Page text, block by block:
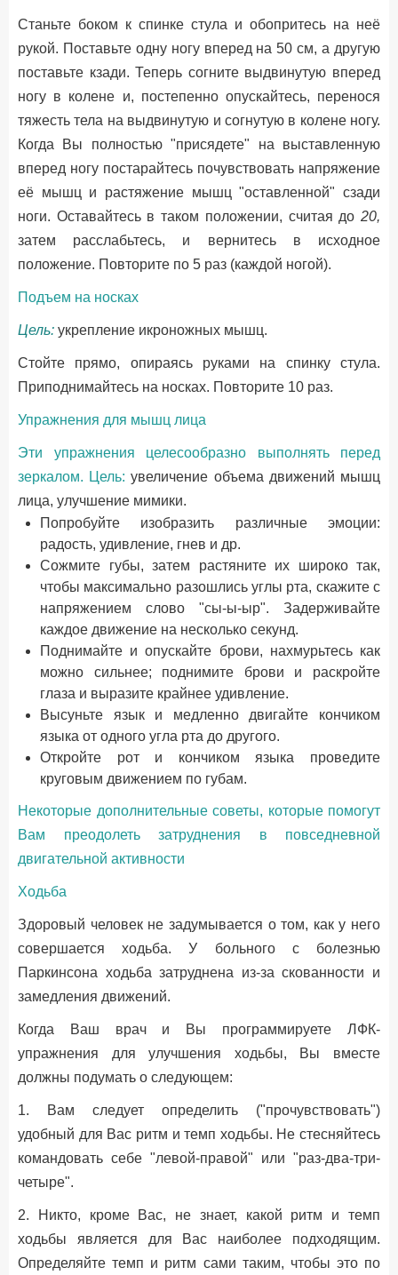
Станьте боком к спинке стула и обопритесь на неё
рукой. Поставьте одну ногу вперед на 50 см, а другую
поставьте кзади. Теперь согните выдвинутую вперед
ногу в колене и, постепенно опускайтесь, перенося
тяжесть тела на выдвинутую и согнутую в колене ногу.
Когда Вы полностью "присядете" на выставленную
вперед ногу постарайтесь почувствовать напряжение
её мышц и растяжение мышц "оставленной" сзади
ноги. Оставайтесь в таком положении, считая до 20,
затем расслабьтесь, и вернитесь в исходное
положение. Повторите по 5 раз (каждой ногой).
Подъем на носках
Цель: укрепление икроножных мышц.
Стойте прямо, опираясь руками на спинку стула.
Приподнимайтесь на носках. Повторите 10 раз.
Упражнения для мышц лица
Эти упражнения целесообразно выполнять перед
зеркалом. Цель: увеличение объема движений мышц
лица, улучшение мимики.
Попробуйте изобразить различные эмоции:
радость, удивление, гнев и др.
Сожмите губы, затем растяните их широко так,
чтобы максимально разошлись углы рта, скажите с
напряжением слово "сы-ы-ыр". Задерживайте
каждое движение на несколько секунд.
Поднимайте и опускайте брови, нахмурьтесь как
можно сильнее; поднимите брови и раскройте
глаза и выразите крайнее удивление.
Высуньте язык и медленно двигайте кончиком
языка от одного угла рта до другого.
Откройте рот и кончиком языка проведите
круговым движением по губам.
Некоторые дополнительные советы, которые помогут
Вам преодолеть затруднения в повседневной
двигательной активности
Ходьба
Здоровый человек не задумывается о том, как у него
совершается ходьба. У больного с болезнью
Паркинсона ходьба затруднена из-за скованности и
замедления движений.
Когда Ваш врач и Вы программируете ЛФК-
упражнения для улучшения ходьбы, Вы вместе
должны подумать о следующем:
1. Вам следует определить ("прочувствовать")
удобный для Вас ритм и темп ходьбы. Не стесняйтесь
командовать себе "левой-правой" или "раз-два-три-
четыре".
2. Никто, кроме Вас, не знает, какой ритм и темп
ходьбы является для Вас наиболее подходящим.
Определяйте темп и ритм сами таким, чтобы это по